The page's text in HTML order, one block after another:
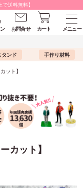
送料無料】
お問合せ カート
メニュー
タンド 手作り材料
ット】
カット】